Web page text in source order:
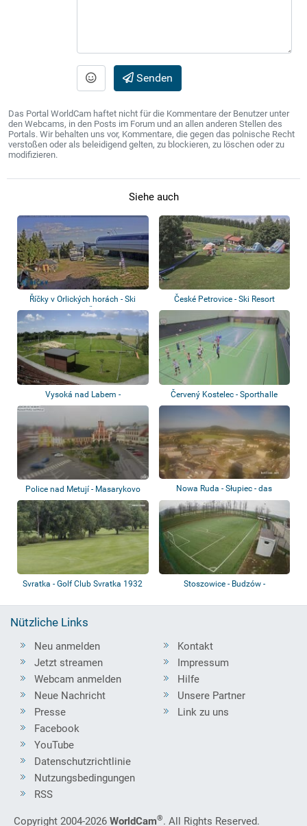
Senden
Das Portal WorldCam haftet nicht für die Kommentare der Benutzer unter
den Webcams, in den Posts im Forum und an allen anderen Stellen des
Portals. Wir behalten uns vor, Kommentare, die gegen das polnische Recht
verstoßen oder als beleidigend gelten, zu blockieren, zu löschen oder zu
modifizieren.
Siehe auch
Říčky v Orlických horách - Ski
center Ří...
České Petrovice - Ski Resort
Vysoká nad Labem -
Sportkomplex
Červený Kostelec - Sporthalle
Police nad Metují - Masarykovo
náměstí,...
Nowa Ruda - Słupiec - das
Sportstadion
Svratka - Golf Club Svratka 1932
Stoszowice - Budzów -
Nützliche Links
Neu anmelden
Jetzt streamen
Webcam anmelden
Neue Nachricht
Presse
Kontakt
Impressum
Hilfe
Unsere Partner
Link zu uns
Facebook
YouTube
Datenschutzrichtlinie
Nutzungsbedingungen
RSS
Copyright 2004-2026 WorldCam®. All Rights Reserved.